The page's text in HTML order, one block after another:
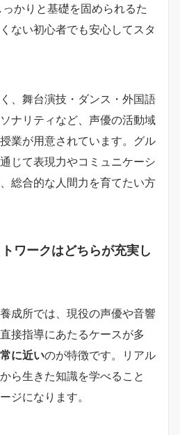
かりと基礎を固められるた
ない初心者でも安心してスタ
、舞台演技・ダンス・外国語
ナリティなど、声優の活動域
業が用意されています。グル
じて表現力やコミュニケーシ
総合的な人間力を育てたい方
ワークはどちらが充実し
成所では、現役の声優や音響
接指導にあたるケースが多
に近いのが特徴です。リアル
ら生きた知識を学べること
ジになります。